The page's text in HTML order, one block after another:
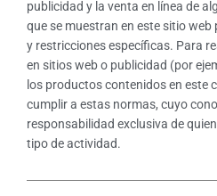
publicidad y la venta en línea de
que se muestran en este sitio
y restricciones específicas. Para
en sitios web o publicidad (por
los productos contenidos en este
cumplir a estas normas, cuyo
responsabilidad exclusiva de
tipo de actividad.